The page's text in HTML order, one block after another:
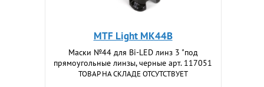
MTF Light MK44B
Маски №44 для Bi-LED линз 3 "под
прямоугольные линзы, черные арт. 117051
ТОВАР НА СКЛАДЕ ОТСУТСТВУЕТ